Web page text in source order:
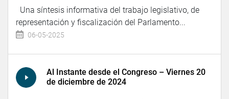
Una síntesis informativa del trabajo legislativo, de
representación y fiscalización del Parlamento...
06-05-2025
Al Instante desde el Congreso – Viernes 20
de diciembre de 2024